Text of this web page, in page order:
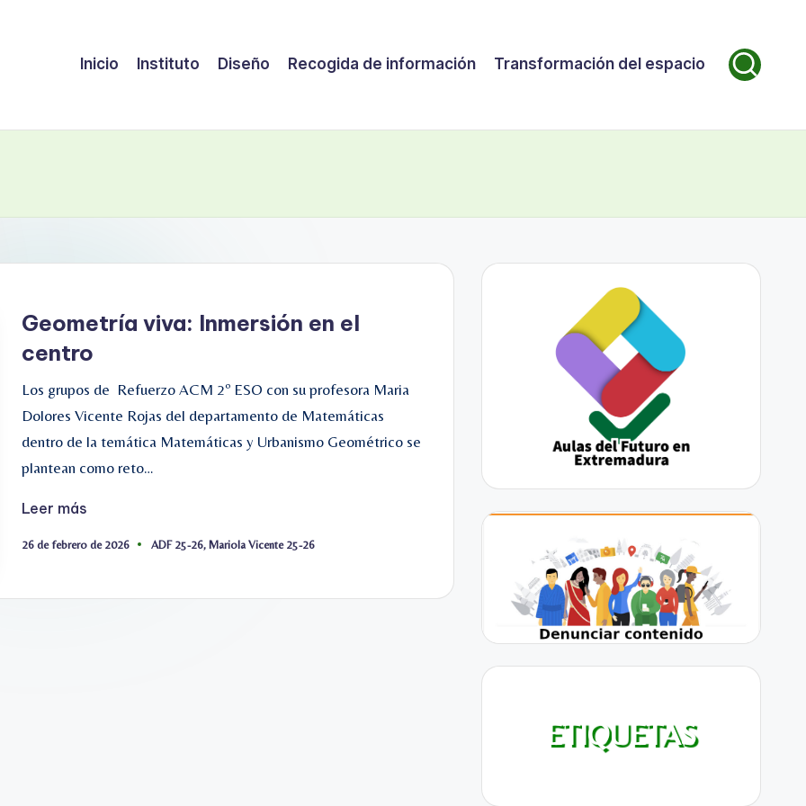
Inicio Instituto Diseño Recogida de información Transformación del espacio
Geometría viva: Inmersión en el
centro
Los grupos de Refuerzo ACM 2º ESO con su profesora Maria
Dolores Vicente Rojas del departamento de Matemáticas
dentro de la temática Matemáticas y Urbanismo Geométrico se
plantean como reto…
Leer más
26 de febrero de 2026
Etiquetas: ADF 25-26, Mariola Vicente 25-26
ETIQUETAS